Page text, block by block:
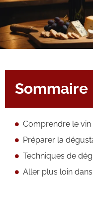
Sommaire
Comprendre le vin
Préparer la
Techniques de
Aller plus loin